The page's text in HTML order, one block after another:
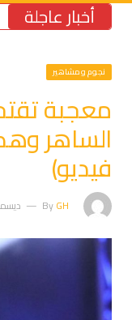
أخبار عاجلة
نجوم ومشاهير
معجبة
الساهر
فيديو)
ByGH ديسمبر 30,